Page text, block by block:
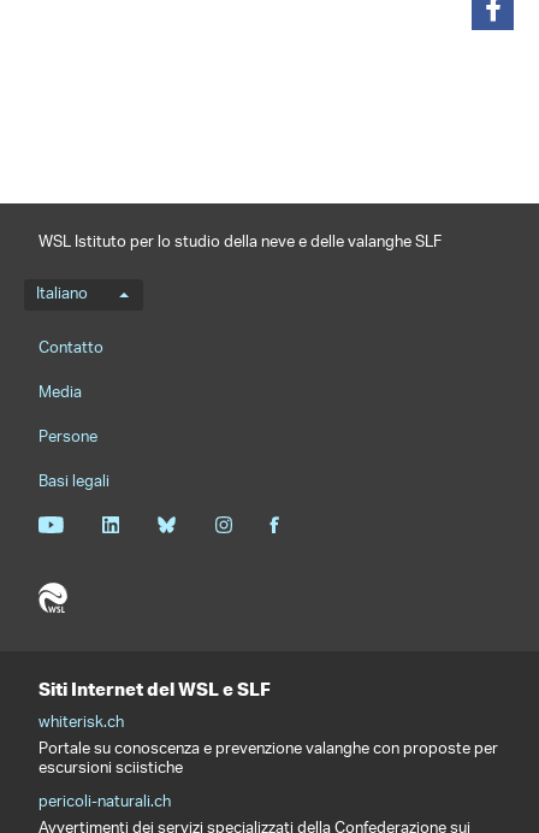
WSL Istituto per lo studio della neve e delle valanghe SLF
Menu della lingua
Italiano
Footernavigation
Contatto
Media
Persone
Basi legali
Siti Internet del WSL e SLF
whiterisk.ch
Portale su conoscenza e prevenzione valanghe con proposte per
escursioni sciistiche
pericoli-naturali.ch